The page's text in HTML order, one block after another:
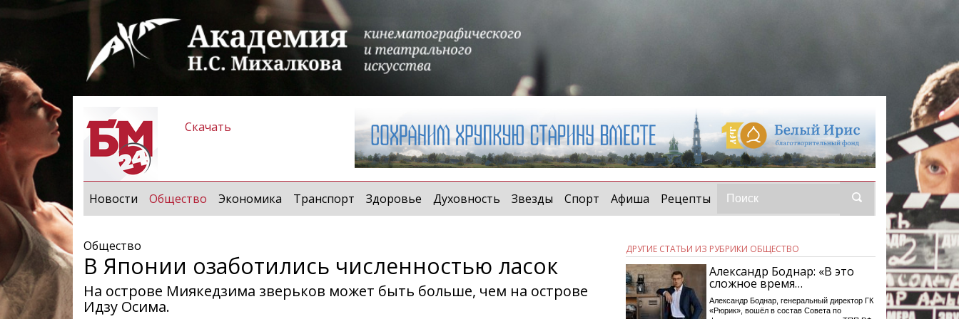
Скачать
Новости Общество (current)
Экономика Транспорт Здоровье Духовность Звезды Спорт Афиша Рецепты
Общество
В Японии озаботились численностью ласок
На острове Миякедзима зверьков может быть больше, чем на острове
Идзу Осима.
ДРУГИЕ СТАТЬИ ИЗ РУБРИКИ ОБЩЕСТВО
Александр Боднар: «В это
сложное время…
Александр Боднар, генеральный директор ГК
«Рюрик», вошёл в состав Совета по